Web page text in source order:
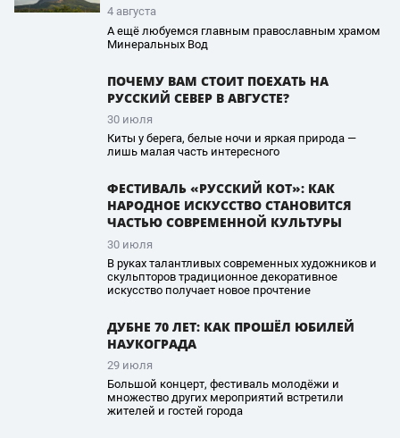
4 августа
А ещё любуемся главным православным храмом
Минеральных Вод
ПОЧЕМУ ВАМ СТОИТ ПОЕХАТЬ НА
РУССКИЙ СЕВЕР В АВГУСТЕ?
30 июля
Киты у берега, белые ночи и яркая природа —
лишь малая часть интересного
ФЕСТИВАЛЬ «РУССКИЙ КОТ»: КАК
НАРОДНОЕ ИСКУССТВО СТАНОВИТСЯ
ЧАСТЬЮ СОВРЕМЕННОЙ КУЛЬТУРЫ
30 июля
В руках талантливых современных художников и
скульпторов традиционное декоративное
искусство получает новое прочтение
ДУБНЕ 70 ЛЕТ: КАК ПРОШЁЛ ЮБИЛЕЙ
НАУКОГРАДА
29 июля
Большой концерт, фестиваль молодёжи и
множество других мероприятий встретили
жителей и гостей города